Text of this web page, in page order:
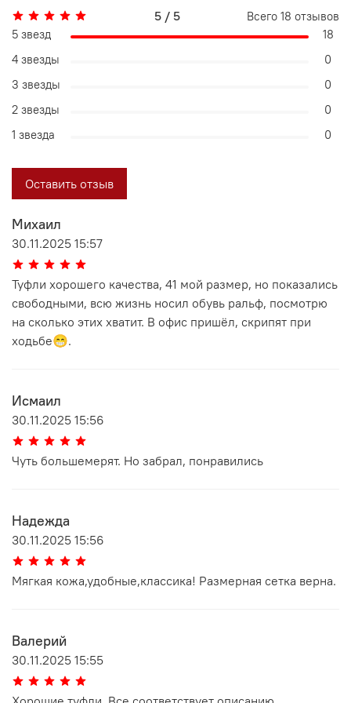
Михаил
30.11.2025 15:57
Туфли хорошего качества, 41 мой размер, но показались
свободными, всю жизнь носил обувь ральф, посмотрю
на сколько этих хватит. В офис пришёл, скрипят при
ходьбе😁.
Исмаил
30.11.2025 15:56
Чуть большемерят. Но забрал, понравились
Надежда
30.11.2025 15:56
Мягкая кожа,удобные,классика! Размерная сетка верна.
Валерий
30.11.2025 15:55
5 / 5 Всего 18 отзывов
5 звезд
18
4 звезды
0
3 звезды
0
2 звезды
0
1 звезда
0
Оставить отзыв